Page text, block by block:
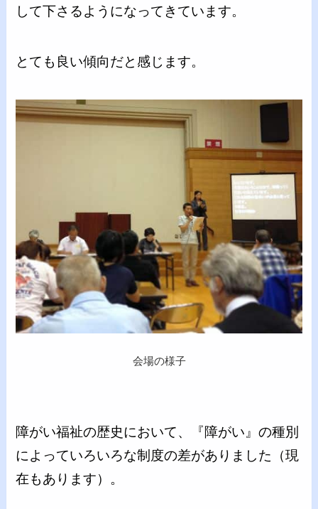
して下さるようになってきています。
とても良い傾向だと感じます。
会場の様子
障がい福祉の歴史において、『障がい』の種別
によっていろいろな制度の差がありました（現
在もあります）。